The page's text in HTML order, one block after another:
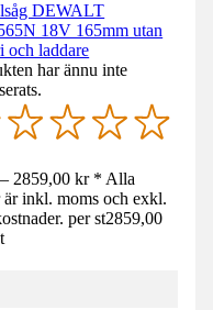
DEWALT
18V 165mm utan
och laddare
har ännu inte
2859,00 kr * Alla
är inkl. moms och exkl.
per st2859,00